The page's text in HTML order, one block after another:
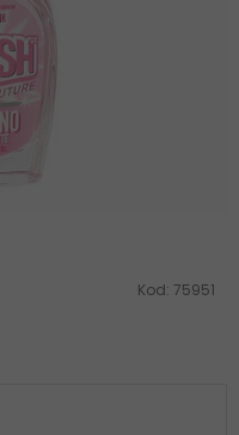
Kod: 75951